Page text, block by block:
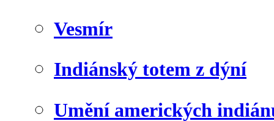
Vesmír
Indiánský totem z dýní
Umění amerických